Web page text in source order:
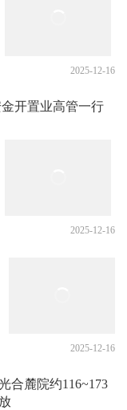
2025-12-16
开置业高管一行
2025-12-16
2025-12-16
合麓院约116~173